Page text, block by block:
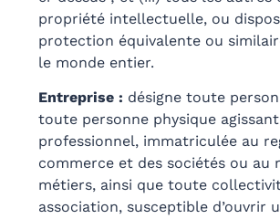
propriété intellectuelle, ou
protection équivalente ou
le monde entier.
Entreprise : désigne toute
toute personne physique
professionnel, immatriculée au
commerce et des sociétés ou au
métiers, ainsi que toute
association, susceptible d’ouvrir